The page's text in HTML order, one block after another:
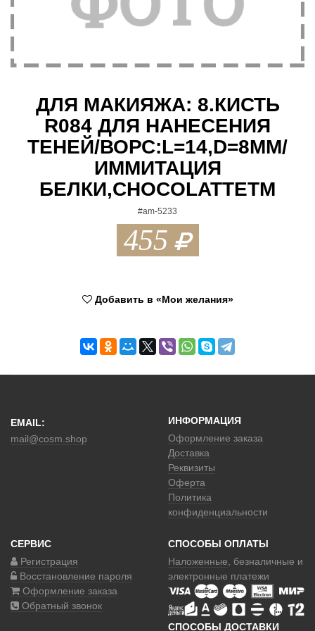
o
ДЛЯ МАКИЯЖА: 8.КИСТЬ
R084 ДЛЯ НАНЕСЕНИЯ
ТЕНЕЙ/ВОРС:L=14,D=8ММ/
ИММИТАЦИЯ
БЕЛКИ,CHOCOLATTEТМ
#am-5233
455
Добавить в «Мои желания»
EMAIL:
mail@cosm.shop
ИНФОРМАЦИЯ
Оформление заказа
Доставка
Реквизиты
Оферта
Политика
конфиденциальности
СЕРВИС
Регистрация
Восстановление пароля
Оформление заказа
Обратный звонок
СПОСОБЫ ОПЛАТЫ
Наложенные , безналичные и
электронные платежи
СПОСОБЫ ДОСТАВКИ